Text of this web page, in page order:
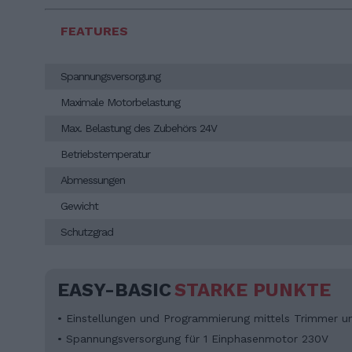
FEATURES
Spannungsversorgung
Maximale Motorbelastung
Max. Belastung des Zubehörs 24V
Betriebstemperatur
Abmessungen
Gewicht
Schutzgrad
EASY-BASICSTARKE PUNKTE
• Einstellungen und Programmierung mittels Trimmer
• Spannungsversorgung für 1 Einphasenmotor 230V